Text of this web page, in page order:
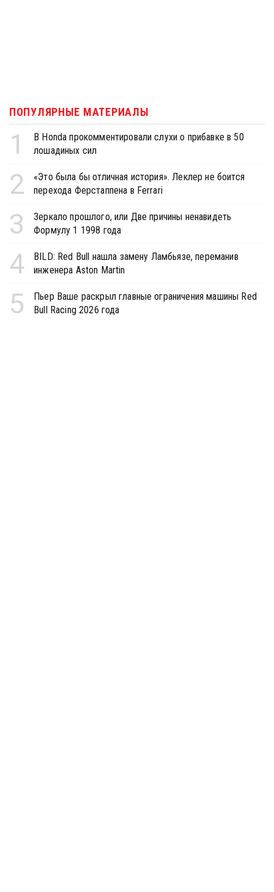
ПОПУЛЯРНЫЕ МАТЕРИАЛЫ
1
В Honda прокомментировали слухи о прибавке в 50
лошадиных сил
2
«Это была бы отличная история». Леклер не боится
перехода Ферстаппена в Ferrari
3
Зеркало прошлого, или Две причины ненавидеть
Формулу 1 1998 года
4
BILD: Red Bull нашла замену Ламбьязе, переманив
инженера Aston Martin
5
Пьер Ваше раскрыл главные ограничения машины Red
Bull Racing 2026 года